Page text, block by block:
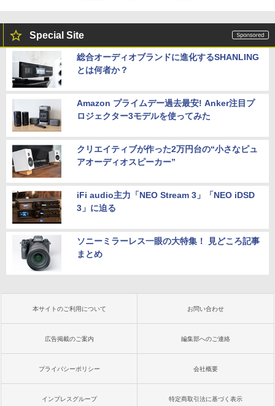
Special Site
総合オーディオブランドに進化するSHANLING
とは何者か？
Amazon プライムデー過去最安! Anker注目プ
ロジェクター3モデルを使ってみた
クリエイティブが作った2万円台の“小さなピュ
アオーディオスピーカー”
iFi audio主力「NEO Stream 3」「NEO iDSD
3」に迫る
ソニーミラーレス一眼の大特集！ 見どころ記事
まとめ
本サイトのご利用について お問い合わせ
広告掲載のご案内 編集部へのご連絡
プライバシーポリシー 会社概要
インプレスグループ 特定商取引法に基づく表示